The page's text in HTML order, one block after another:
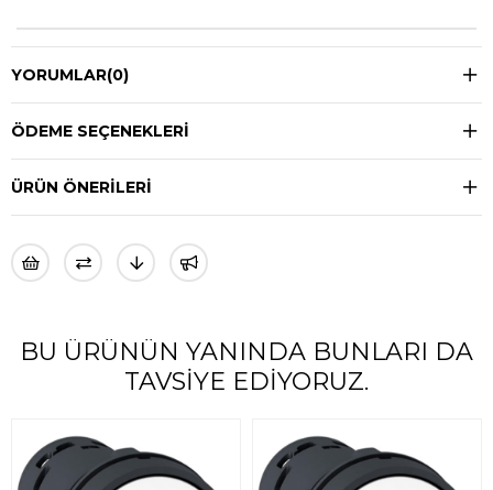
YORUMLAR(0)
ÖDEME SEÇENEKLERI
ÜRÜN ÖNERILERI
BU ÜRÜNÜN YANINDA BUNLARI DA
TAVSIYE EDIYORUZ.